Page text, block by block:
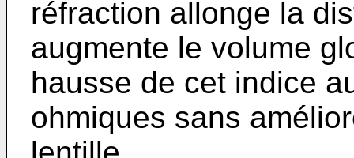
réfraction allonge la
augmente le volume
hausse de cet indice
ohmiques sans